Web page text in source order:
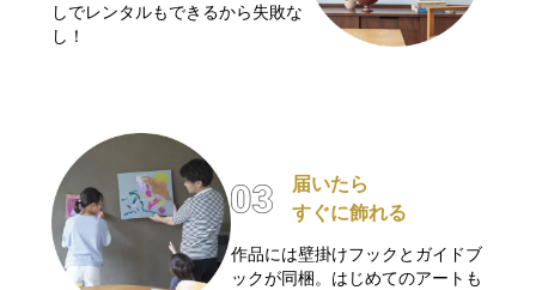
しでレンタルもできるから失敗な
し！
届いたら
すぐに飾れる
作品には壁掛けフックとガイドブ
ックが同梱。はじめてのアートも